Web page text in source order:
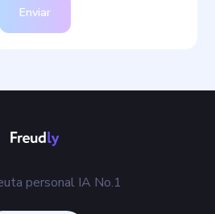
Enviar
personal IA No.1